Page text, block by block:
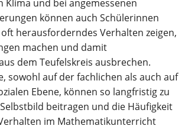
Klima und bei angemessenen
können auch Schülerinnen
herausforderndes Verhalten zeigen,
machen und damit
dem Teufelskreis ausbrechen.
sowohl auf der fachlichen als auch auf
Ebene, können so langfristig zu
beitragen und die Häufigkeit
im Mathematikunterricht